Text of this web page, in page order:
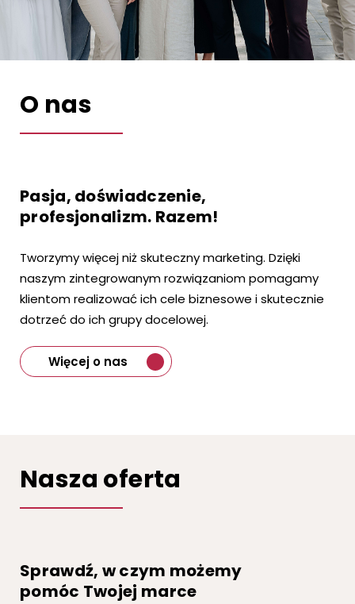
O nas
Pasja, doświadczenie,
profesjonalizm. Razem!
Tworzymy więcej niż skuteczny marketing. Dzięki
naszym zintegrowanym rozwiązaniom pomagamy
klientom realizować ich cele biznesowe i skutecznie
dotrzeć do ich grupy docelowej.
Więcej o nas
Nasza oferta
Sprawdź, w czym możemy
pomóc Twojej marce